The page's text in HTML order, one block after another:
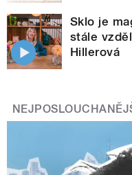
Sklo je
stále
Hillerová